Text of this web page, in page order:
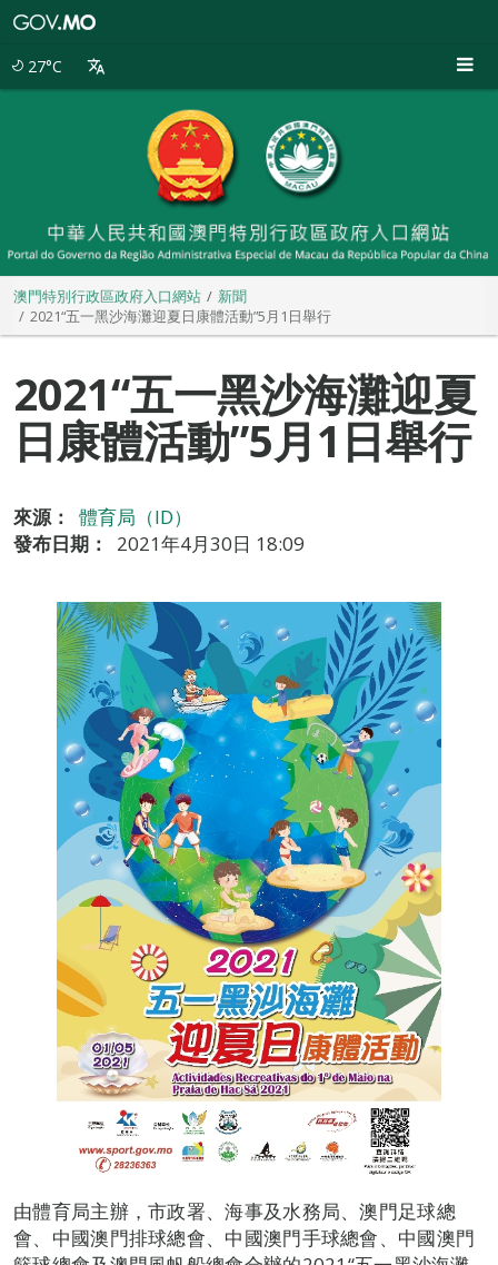
27°C
澳門特別行政區政府入口網站
新聞
2021“五一黑沙海灘迎夏日康體活動”5月1日舉行
2021“五一黑沙海灘迎夏
日康體活動”5月1日舉行
來源：
體育局（ID）
發布日期：
2021年4月30日 18:09
由體育局主辦，市政署、海事及水務局、澳門足球總
會、中國澳門排球總會、中國澳門手球總會、中國澳門